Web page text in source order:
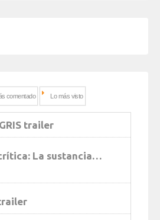
comentado Lo más visto
trailer
La sustancia…